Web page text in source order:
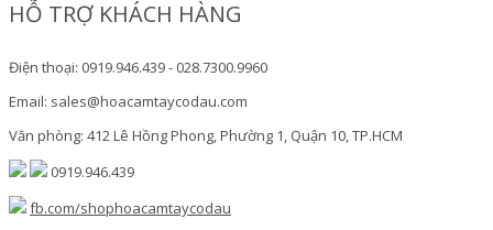
HỖ TRỢ KHÁCH HÀNG
Điện thoại: 0919.946.439 - 028.7300.9960
Email: sales@hoacamtaycodau.com
Văn phòng: 412 Lê Hồng Phong, Phường 1, Quận 10, TP.HCM
0919.946.439
fb.com/shophoacamtaycodau